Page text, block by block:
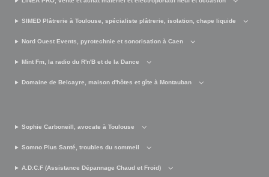
SIMED Plâtrerie à Toulouse, spécialiste plâtrerie, isolation, chape liquide
Nord Ouest Events, pyrotechnie et sonorisation à Caen
Mint Fm, la radio du R'n'B et de la Dance
Domaine de Belcayre, maison d'hôtes et gîte à Montauban
Sophie Carboneill, avocate à Toulouse
Somno Plus Santé, troubles du sommeil
A.D.C.F (Assistance Dépannage Chaud et Froid)